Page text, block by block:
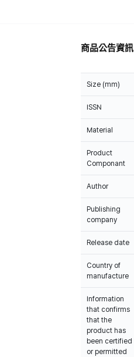
商品公告資訊
Size (mm)
ISSN
Material
Product
Componant
Author
Publishing
company
Release date
Country of
manufacture
Information
that confirms
that the
product has
been certified
or permitted